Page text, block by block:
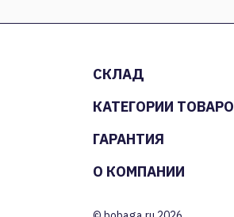
СКЛАД
КАТЕГОРИИ
ГАРАНТИЯ
О КОМПАНИИ